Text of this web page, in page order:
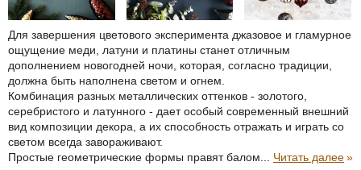
Для завершения цветового эксперимента джазовое и гламурное
ощущение меди, латуни и платины станет отличным
дополнением новогодней ночи, которая, согласно традиции,
должна быть наполнена светом и огнем.
Комбинация разных металлических оттенков - золотого,
серебристого и латунного - дает особый современный внешний
вид композиции декора, а их способность отражать и играть со
светом всегда завораживают.
Простые геометрические формы правят балом... Читать далее»